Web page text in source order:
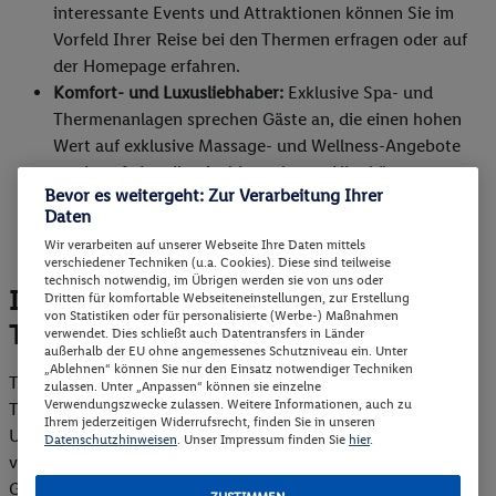
interessante Events und Attraktionen können Sie im
Vorfeld Ihrer Reise bei den Thermen erfragen oder auf
der Homepage erfahren.
Komfort- und Luxusliebhaber: Exklusive Spa- und
Thermenanlagen sprechen Gäste an, die einen hohen
Wert auf exklusive Massage- und Wellness-Angebote
sowie auf ein edles Ambiente legen. Hier können
Besucher einen rundum erholsamen Tag genießen und
sich auch mit leckeren Speisen in der hauseigenen
Gastronomie verwöhnen lassen.
Interessantes Faktenwissen über
Thermalbäder
Thermen nutzen meistens natürliches, mineralreiches
Thermalwasser, das aus sehr tiefen Erdschichten stammt.
Ursprünglich handelt es sich hier um Regenwasser, das über
viele Jänner und Jahrhunderte durch verschiedene
Gesteinsschichten gesickert ist. Durch geothermische
Bevor es weitergeht: Zur Verarbeitung Ihrer
Daten
Wir verarbeiten auf unserer Webseite Ihre Daten mittels
verschiedener Techniken (u.a. Cookies). Diese sind teilweise
technisch notwendig, im Übrigen werden sie von uns oder
Dritten für komfortable Webseiteneinstellungen, zur Erstellung
von Statistiken oder für personalisierte (Werbe-) Maßnahmen
verwendet. Dies schließt auch Datentransfers in Länder
außerhalb der EU ohne angemessenes Schutzniveau ein. Unter
„Ablehnen“ können Sie nur den Einsatz notwendiger Techniken
zulassen. Unter „Anpassen“ können sie einzelne
Verwendungszwecke zulassen. Weitere Informationen, auch zu
Ihrem jederzeitigen Widerrufsrecht, finden Sie in unseren
Datenschutzhinweisen. Unser Impressum finden Sie hier.